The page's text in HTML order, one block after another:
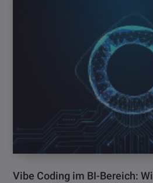
Vibe Coding im BI-Bereich: